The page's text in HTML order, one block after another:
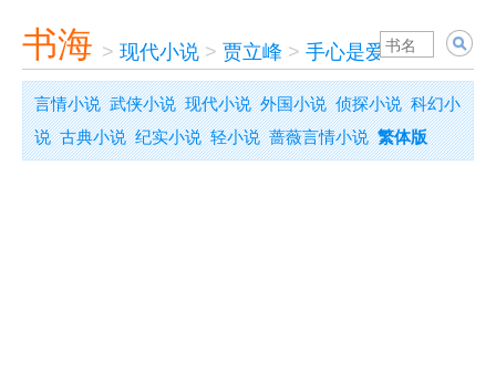
书海 > 现代小说 > 贾立峰 > 手心是爱 手背是痛
言情小说 武侠小说 现代小说 外国小说 侦探小说 科幻小
说 古典小说 纪实小说 轻小说 蔷薇言情小说 繁体版